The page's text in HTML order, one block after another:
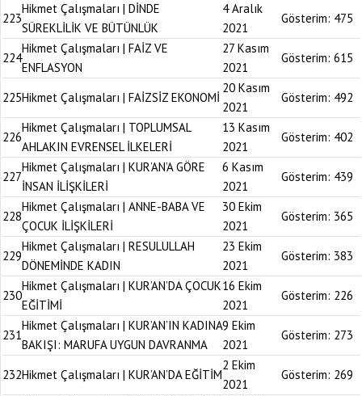
223
Hikmet Çalışmaları | DİNDE
SÜREKLİLİK VE BÜTÜNLÜK
4 Aralık
2021
Gösterim: 475
224
Hikmet Çalışmaları | FAİZ VE
ENFLASYON
27 Kasım
2021
Gösterim: 615
225Hikmet Çalışmaları | FAİZSİZ EKONOMİ
20 Kasım
2021
Gösterim: 492
226
Hikmet Çalışmaları | TOPLUMSAL
AHLAKIN EVRENSEL İLKELERİ
13 Kasım
2021
Gösterim: 402
227
Hikmet Çalışmaları | KUR’AN’A GÖRE
İNSAN İLİŞKİLERİ
6 Kasım
2021
Gösterim: 439
228
Hikmet Çalışmaları | ANNE-BABA VE
ÇOCUK İLİŞKİLERİ
30 Ekim
2021
Gösterim: 365
229
Hikmet Çalışmaları | RESULULLAH
DÖNEMİNDE KADIN
23 Ekim
2021
Gösterim: 383
230
Hikmet Çalışmaları | KUR’AN’DA ÇOCUK
EĞİTİMİ
16 Ekim
2021
Gösterim: 226
231
Hikmet Çalışmaları | KUR’AN’IN KADINA
BAKIŞI: MARUFA UYGUN DAVRANMA
9 Ekim
2021
Gösterim: 273
232Hikmet Çalışmaları | KUR’AN’DA EĞİTİM
2 Ekim
2021
Gösterim: 269